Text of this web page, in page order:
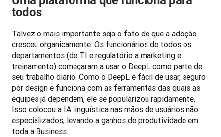
todos
Talvez o mais importante seja o fato de que a adoção
cresceu organicamente. Os funcionários de todos os
departamentos (de TI e regulatório a marketing e
treinamento) começaram a usar o DeepL como parte de
seu trabalho diário. Como o DeepL é fácil de usar, seguro
por design e funciona com as ferramentas das quais as
equipes já dependem, ele se popularizou rapidamente.
Isso colocou a IA linguística nas mãos de usuários não
especializados, levando a ganhos de produtividade em
toda a Business.